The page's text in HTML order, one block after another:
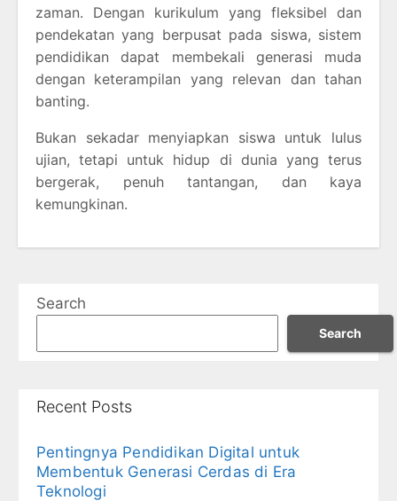
zaman. Dengan kurikulum yang fleksibel dan
pendekatan yang berpusat pada siswa, sistem
pendidikan dapat membekali generasi muda
dengan keterampilan yang relevan dan tahan
banting.
Bukan sekadar menyiapkan siswa untuk lulus
ujian, tetapi untuk hidup di dunia yang terus
bergerak, penuh tantangan, dan kaya
kemungkinan.
Search
Search
Recent Posts
Pentingnya Pendidikan Digital untuk
Membentuk Generasi Cerdas di Era
Teknologi